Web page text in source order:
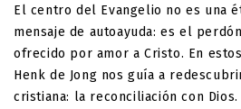
El centro del Evangelio no es una
mensaje de autoayuda: es el
ofrecido por amor a Cristo. En
Henk de Jong nos guía a
cristiana: la reconciliación con